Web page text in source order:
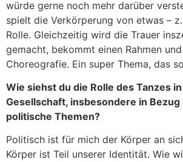
würde gerne noch mehr darüber
spielt die Verkörperung von etwas –
Rolle. Gleichzeitig wird die Trauer
gemacht, bekommt einen Rahmen
Choreografie. Ein super Thema, das
Wie siehst du die Rolle des Tanzes
Gesellschaft, insbesondere in Bezug
politische Themen?
Politisch ist für mich der Körper an
Körper ist Teil unserer Identität. Wie